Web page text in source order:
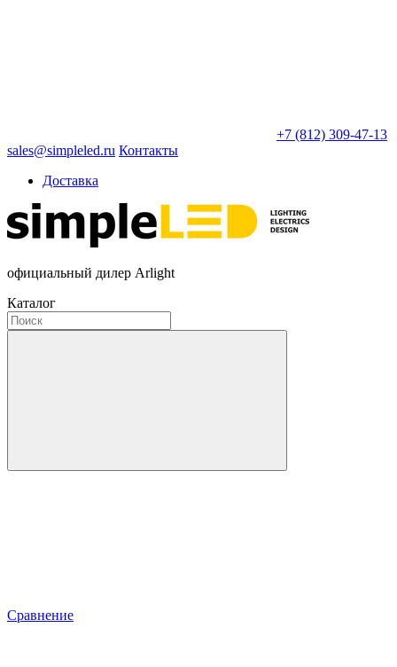
+7 (812) 309-47-13
sales@simpleled.ru Контакты
Доставка
официальный дилер Arlight
Каталог
Сравнение